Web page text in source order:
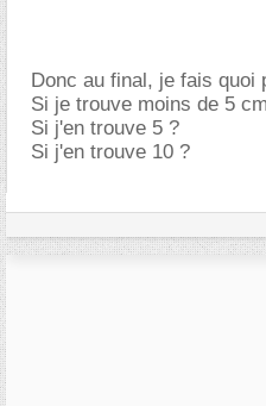
Donc au final, je fais quoi
Si je trouve moins de 5
Si j'en trouve 5 ?
Si j'en trouve 10 ?